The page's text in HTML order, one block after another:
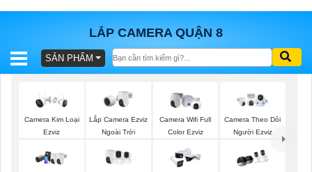
LẮP CAMERA QUẬN 8
BÁO
TRỌN
GÓI
SẢN PHẨM
Camera Kim Loại
Ezviz
Lắp Camera Ezviz
Ngoài Trời
Camera Wifi Full
Color Ezviz
Camera Theo Dỏi
Người Ezviz